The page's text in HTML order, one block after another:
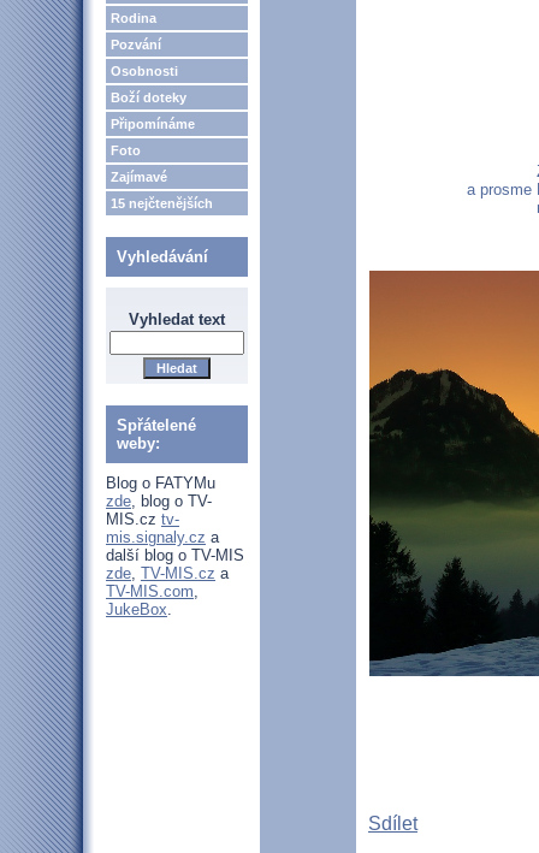
Rodina
Pozvání
Osobnosti
Boží doteky
Připomínáme
Foto
Zajímavé
15 nejčtenějších
Vyhledávání
Vyhledat text
Spřátelené
weby:
Blog o FATYMu
zde, blog o TV-
MIS.cz tv-
mis.signaly.cz a
další blog o TV-MIS
zde, TV-MIS.cz a
TV-MIS.com,
JukeBox.
a prosme
Sdílet